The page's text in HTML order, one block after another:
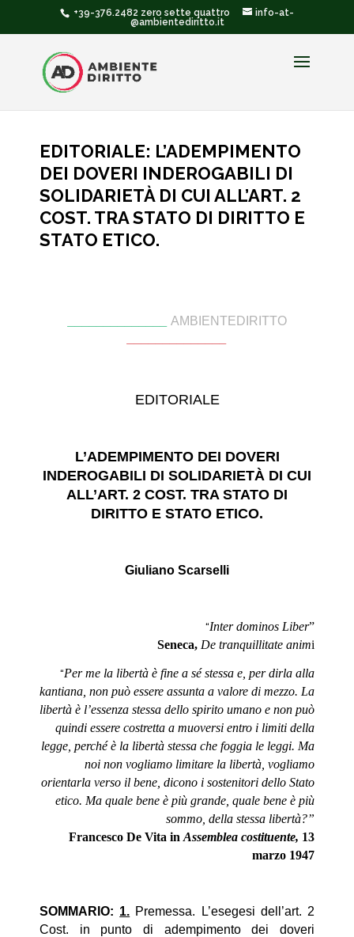
+39-376.2482 zero sette quattro
info-at-
@ambientediritto.it
EDITORIALE: L’ADEMPIMENTO
DEI DOVERI INDEROGABILI DI
SOLIDARIETÀ DI CUI ALL’ART. 2
COST. TRA STATO DI DIRITTO E
STATO ETICO.
AMBIENTEDIRITTO
EDITORIALE
L’ADEMPIMENTO DEI DOVERI
INDEROGABILI DI SOLIDARIETÀ DI CUI
ALL’ART. 2 COST. TRA STATO DI
DIRITTO E STATO ETICO.
Giuliano Scarselli
“Inter dominos Liber”
Seneca, De tranquillitate animi
“Per me la libertà è fine a sé stessa e, per dirla alla
kantiana, non può essere assunta a valore di mezzo. La
libertà è l’essenza stessa dello spirito umano e non può
quindi essere costretta a muoversi entro i limiti della
legge, perché è la libertà stessa che foggia le leggi. Ma
noi non vogliamo limitare la libertà, vogliamo
orientarla verso il bene, dicono i sostenitori dello Stato
etico. Ma quale bene è più grande, quale bene è più
sommo, della stessa libertà?”
Francesco De Vita in Assemblea costituente, 13
marzo 1947
SOMMARIO: 1. Premessa. L’esegesi dell’art. 2
Cost. in punto di adempimento dei doveri